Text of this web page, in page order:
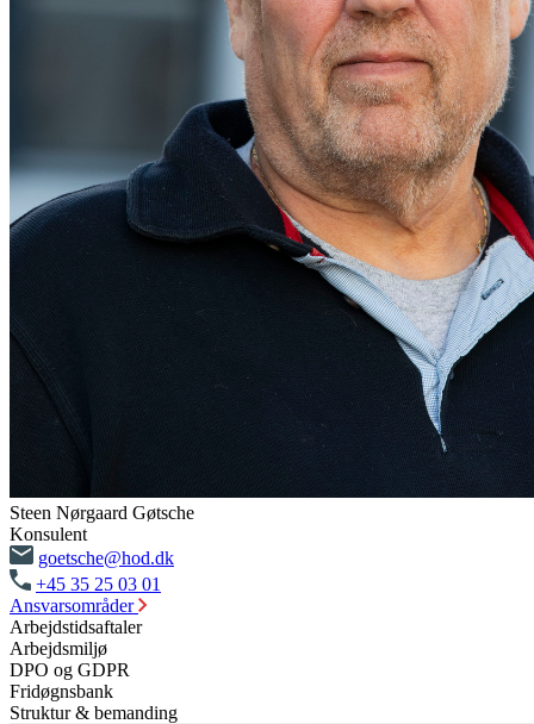
Steen Nørgaard Gøtsche
Konsulent
goetsche@hod.dk
+45 35 25 03 01
Ansvarsområder
Arbejdstidsaftaler
Arbejdsmiljø
DPO og GDPR
Fridøgnsbank
Struktur & bemanding